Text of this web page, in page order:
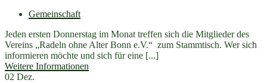
Gemeinschaft
Jeden ersten Donnerstag im Monat treffen sich die Mitglieder des
Vereins „Radeln ohne Alter Bonn e.V.“ zum Stammtisch. Wer sich
informieren möchte und sich für eine [...]
Weitere Informationen
02 Dez.